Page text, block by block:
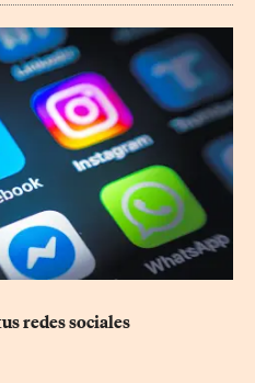
redes sociales